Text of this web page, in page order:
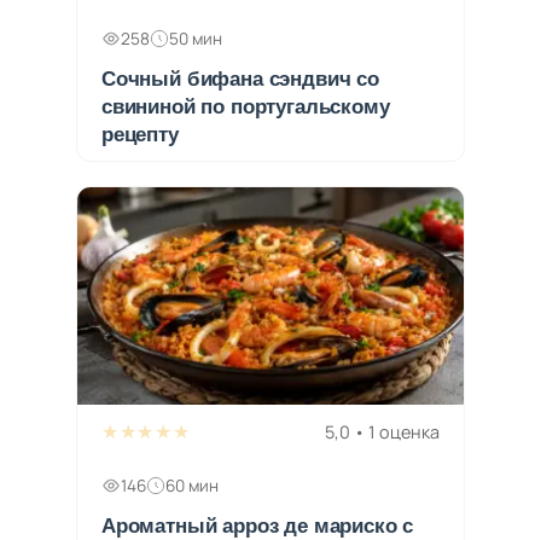
258 50 мин
Сочный бифана сэндвич со
свининой по португальскому
рецепту
★★★★★ 5,0 • 1 оценка
146 60 мин
Ароматный арроз де мариско с